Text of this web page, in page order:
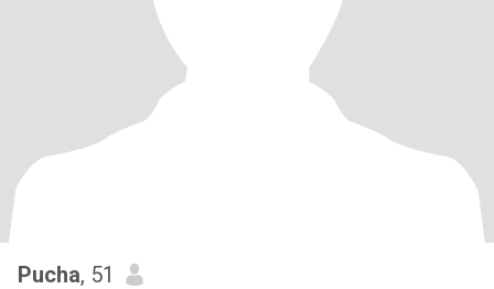
Pucha, 51